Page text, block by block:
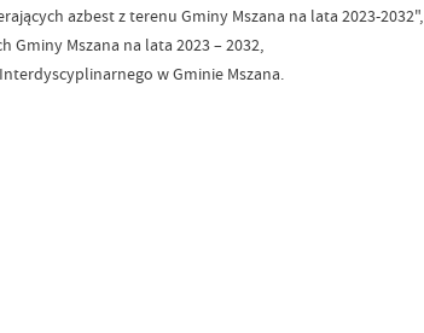
azbest z terenu Gminy Mszana na lata 2023-2032",
Gminy Mszana na lata 2023 – 2032,
w Gminie Mszana.